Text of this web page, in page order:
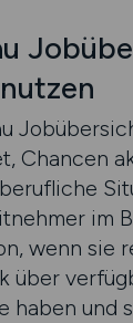
Chancen
im
wenn sie
über
haben und